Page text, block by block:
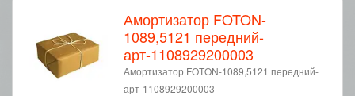
Амортизатор FOTON-
1089,5121 передний-
арт-1108929200003
Амортизатор FOTON-1089,5121 передний-
арт-1108929200003